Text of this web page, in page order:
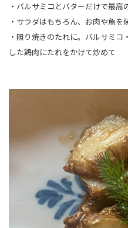
・バルサミコとバターだけで最高
・サラダはもちろん、お肉や魚
・照り焼きのたれに。バルサミ
した鶏肉にたれをかけて炒めて